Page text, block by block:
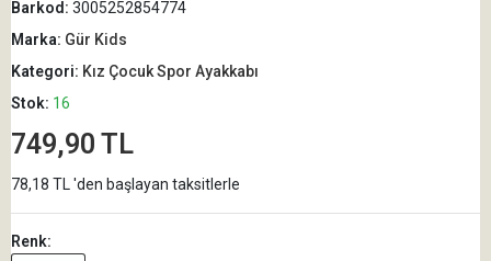
Barkod: 3005252854774
Marka: Gür Kids
Kategori: Kız Çocuk Spor Ayakkabı
Stok: 16
749,90 TL
78,18 TL 'den başlayan taksitlerle
Renk: